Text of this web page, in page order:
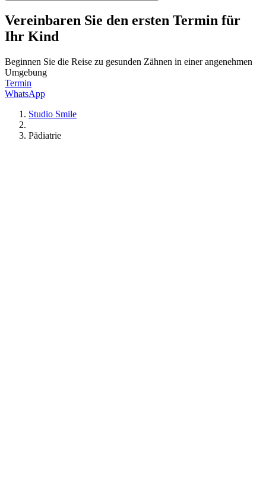
Vereinbaren Sie den ersten Termin für
Ihr Kind
Beginnen Sie die Reise zu gesunden Zähnen in einer angenehmen
Umgebung
Termin
WhatsApp
Studio Smile
Pädiatrie